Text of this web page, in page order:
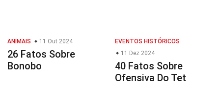
ANIMAIS 11 Out 2024
26 Fatos Sobre
Bonobo
EVENTOS HISTÓRICOS
11 Dez 2024
40 Fatos Sobre
Ofensiva Do Tet